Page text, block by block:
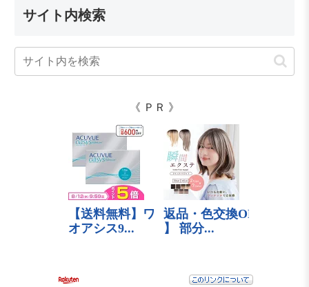
サイト内検索
《 ＰＲ 》